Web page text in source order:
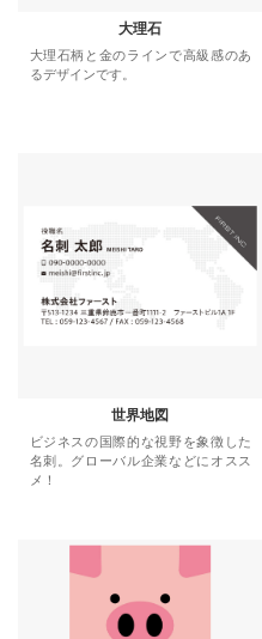
大理石
大理石柄と金のラインで高級感のあ
るデザインです。
世界地図
ビジネスの国際的な視野を象徴した
名刺。グローバル企業などにオスス
メ！